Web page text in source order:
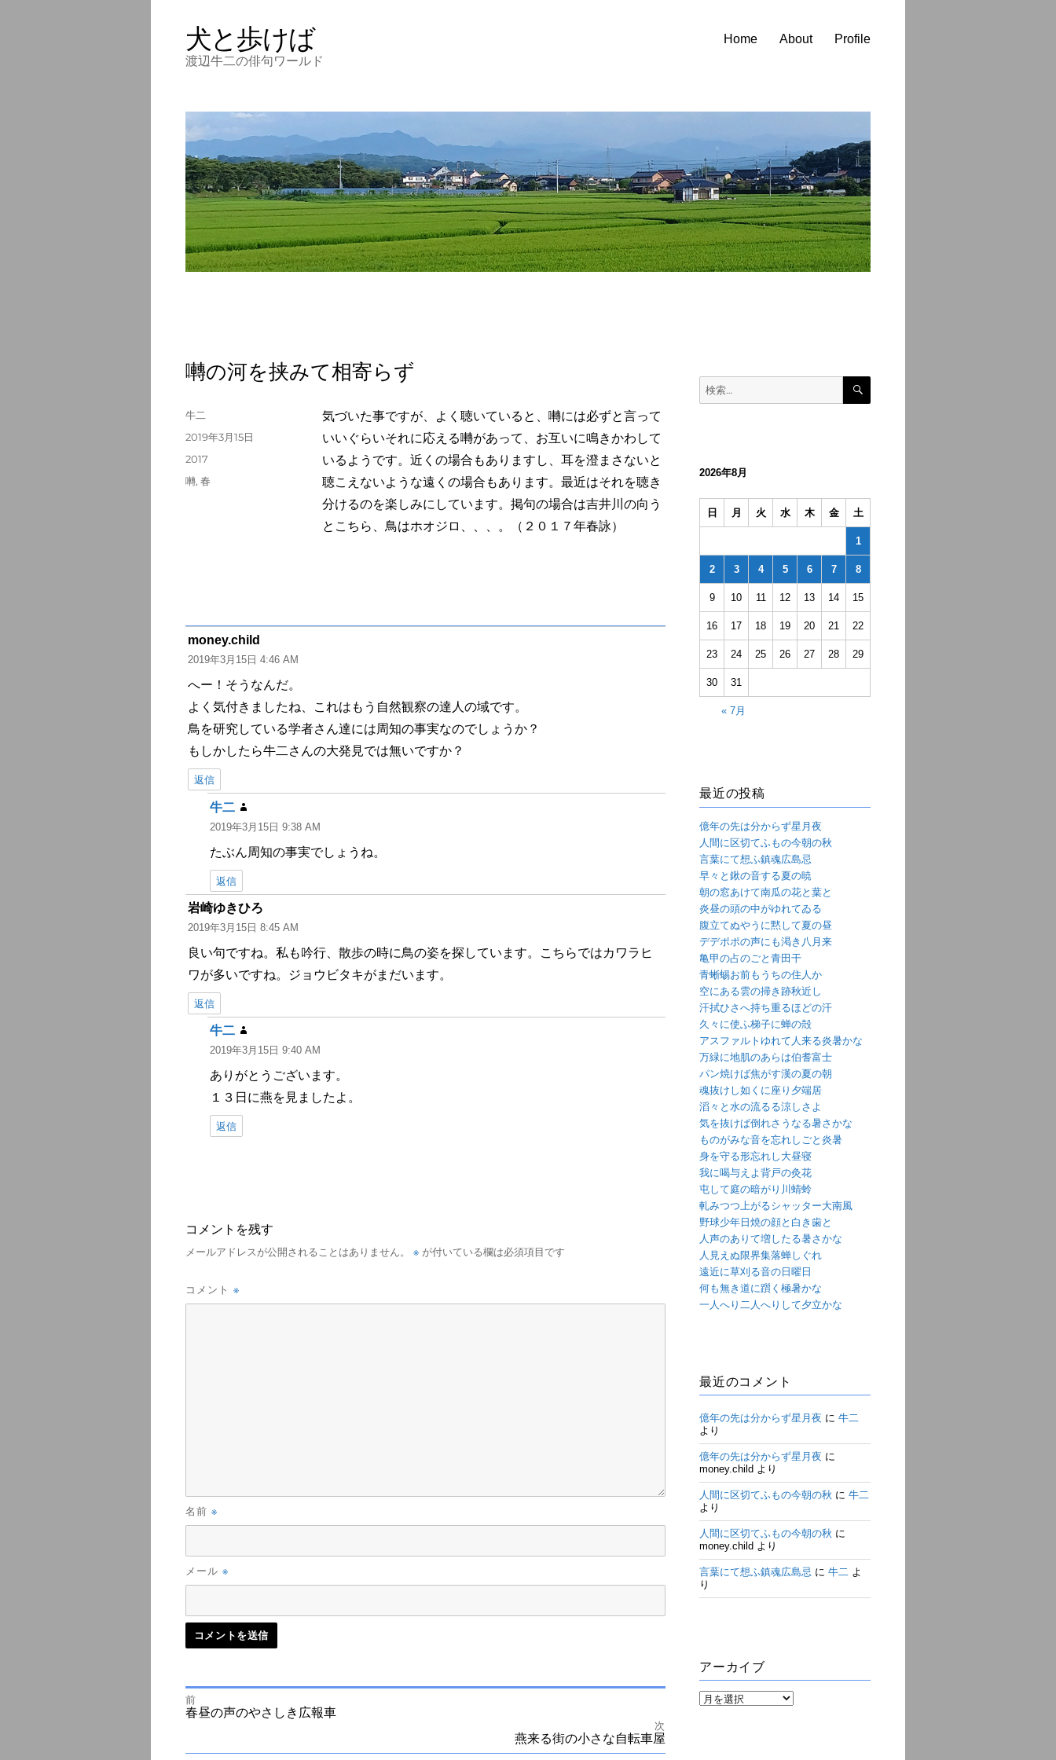
犬と歩けば
渡辺牛二の俳句ワールド
Home About Profile
囀の河を挟みて相寄らず
気づいた事ですが、よく聴いていると、囀には必ずと言って
いいぐらいそれに応える囀があって、お互いに鳴きかわして
いるようです。近くの場合もありますし、耳を澄まさないと
聴こえないような遠くの場合もあります。最近はそれを聴き
分けるのを楽しみにしています。掲句の場合は吉井川の向う
とこちら、鳥はホオジロ、、、。（２０１７年春詠）
投
牛二
投
2019年3月15日
カ
テ
2017
タ
囀, 春
money.child
り:
2019年3月15日 4:46 AM
へー！そうなんだ。
よく気付きましたね、これはもう自然観察の達人の域です。
鳥を研究している学者さん達には周知の事実なのでしょうか？
もしかしたら牛二さんの大発見では無いですか？
返信
牛二
り:
2019年3月15日 9:38 AM
たぶん周知の事実でしょうね。
返信
岩崎ゆきひろ
り:
2019年3月15日 8:45 AM
良い句ですね。私も吟行、散歩の時に鳥の姿を探しています。こちらではカワラヒ
ワが多いですね。ジョウビタキがまだいます。
返信
牛二
り:
2019年3月15日 9:40 AM
ありがとうございます。
１３日に燕を見ましたよ。
返信
コメントを残す
メールアドレスが公開されることはありません。 ※が付いている欄は必須項目です
コメント ※
名前 ※
メール ※
投
前
前
の
春昼の声のやさしき広報車
次
燕来る街の小さな自転車屋
検
検
2026年8月
日 月 火 水 木 金 土
1
2 3 4 5 6 7 8
9 10 11 12 13 14 15
16 17 18 19 20 21 22
23 24 25 26 27 28 29
30 31
« 7月
最近の投稿
億年の先は分からず星月夜
人間に区切てふもの今朝の秋
言葉にて想ふ鎮魂広島忌
早々と鍬の音する夏の暁
朝の窓あけて南瓜の花と葉と
炎昼の頭の中がゆれてゐる
腹立てぬやうに黙して夏の昼
デデポポの声にも渇き八月来
亀甲の占のごと青田干
青蜥蜴お前もうちの住人か
空にある雲の掃き跡秋近し
汗拭ひさへ持ち重るほどの汗
久々に使ふ梯子に蝉の殻
アスファルトゆれて人来る炎暑かな
万緑に地肌のあらは伯耆富士
パン焼けば焦がす漢の夏の朝
魂抜けし如くに座り夕端居
滔々と水の流るる涼しさよ
気を抜けば倒れさうなる暑さかな
ものがみな音を忘れしごと炎暑
身を守る形忘れし大昼寝
我に喝与えよ背戸の灸花
屯して庭の暗がり川蜻蛉
軋みつつ上がるシャッター大南風
野球少年日焼の顔と白き歯と
人声のありて増したる暑さかな
人見えぬ限界集落蝉しぐれ
遠近に草刈る音の日曜日
何も無き道に躓く極暑かな
一人へり二人へりして夕立かな
最近のコメント
億年の先は分からず星月夜 に牛二
より
億年の先は分からず星月夜 に
money.child より
人間に区切てふもの今朝の秋 に牛二
より
人間に区切てふもの今朝の秋 に
money.child より
言葉にて想ふ鎮魂広島忌 に牛二 よ
り
アーカイブ
ア